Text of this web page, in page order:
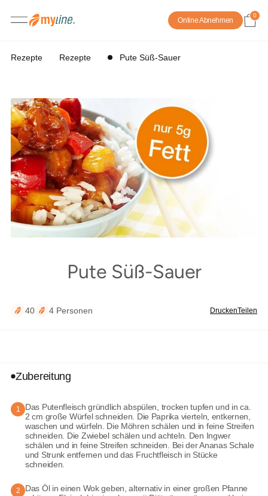
Online Abnehmen
0
Rezepte Rezepte Pute Süß-Sauer
Pute Süß-Sauer
40 4 Personen DruckenTeilen
Zubereitung
1
Das Putenfleisch gründlich abspülen, trocken tupfen und in ca.
2 cm große Würfel schneiden. Die Paprika vierteln, entkernen,
waschen und würfeln. Die Möhren schälen und in feine Streifen
schneiden. Die Zwiebel schälen und achteln. Den Ingwer
schälen und in feine Streifen schneiden. Bei der Ananas Schale
und Strunk entfernen und das Fruchtfleisch in Stücke
schneiden.
2
Das Öl in einen Wok geben, alternativ in einer großen Pfanne